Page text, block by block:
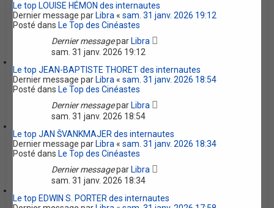
Le top LOUISE HÉMON des internautes
Dernier message par Libra «sam. 31 janv. 2026 19:12
Posté dans Le Top des Cinéastes
Dernier messagepar Libra
sam. 31 janv. 2026 19:12
Le top JEAN-BAPTISTE THORET des internautes
Dernier message par Libra «sam. 31 janv. 2026 18:54
Posté dans Le Top des Cinéastes
Dernier messagepar Libra
sam. 31 janv. 2026 18:54
Le top JAN ŠVANKMAJER des internautes
Dernier message par Libra «sam. 31 janv. 2026 18:34
Posté dans Le Top des Cinéastes
Dernier messagepar Libra
sam. 31 janv. 2026 18:34
Le top EDWIN S. PORTER des internautes